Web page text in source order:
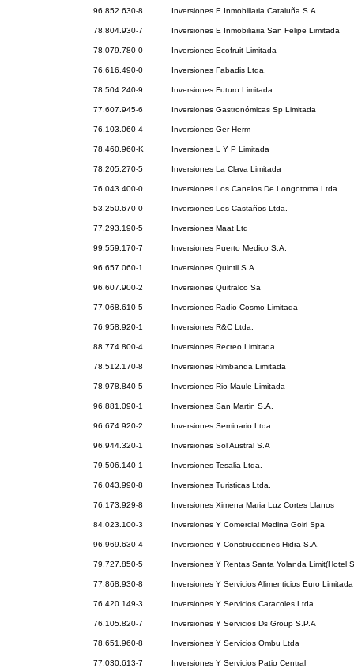
96.852.630-8 Inversiones E Inmobiliaria Cataluña S.A.
78.804.930-7 Inversiones E Inmobiliaria San Felipe Limitada
78.079.780-0 Inversiones Ecofruit Limitada
76.616.490-0 Inversiones Fabadis Ltda.
78.504.240-9 Inversiones Futuro Limitada
77.607.945-6 Inversiones Gastronómicas Sp Limitada
76.103.060-4 Inversiones Ger Herm
78.460.960-K Inversiones L Y P Limitada
78.205.270-5 Inversiones La Clava Limitada
76.043.400-0 Inversiones Los Canelos De Longotoma Ltda.
53.250.670-0 Inversiones Los Castaños Ltda.
77.293.190-5 Inversiones Maat Ltd
99.559.170-7 Inversiones Puerto Medico S.A.
96.657.060-1 Inversiones Quintil S.A.
96.607.900-2 Inversiones Quitralco Sa
77.068.610-5 Inversiones Radio Cosmo Limitada
76.958.920-1 Inversiones R&C Ltda.
88.774.800-4 Inversiones Recreo Limitada
78.512.170-8 Inversiones Rimbanda Limitada
78.978.840-5 Inversiones Rio Maule Limitada
96.881.090-1 Inversiones San Martin S.A.
96.674.920-2 Inversiones Seminario Ltda
96.944.320-1 Inversiones Sol Austral S.A
79.506.140-1 Inversiones Tesalia Ltda.
76.043.990-8 Inversiones Turisticas Ltda.
76.173.929-8 Inversiones Ximena Maria Luz Cortes Llanos
84.023.100-3 Inversiones Y Comercial Medina Goiri Spa
96.969.630-4 Inversiones Y Construcciones Hidra S.A.
79.727.850-5 Inversiones Y Rentas Santa Yolanda Limit(Hotel
77.868.930-8 Inversiones Y Servicios Alimenticios Euro Limitada
76.420.149-3 Inversiones Y Servicios Caracoles Ltda.
76.105.820-7 Inversiones Y Servicios Ds Group S.P.A
78.651.960-8 Inversiones Y Servicios Ombu Ltda
77.030.613-7 Inversiones Y Servicios Patio Central